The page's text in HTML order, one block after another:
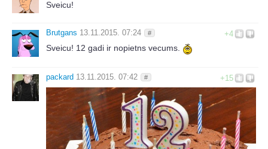
Sveicu!
+4
Brutgans 13.11.2015. 07:24 #
Sveicu! 12 gadi ir nopietns vecums.
+15
packard 13.11.2015. 07:42 #